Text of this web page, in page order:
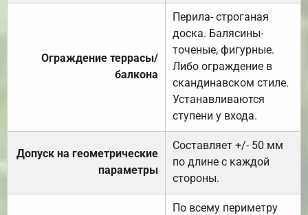
Ограждение террасы/
балкона
Перила- строганая
доска. Балясины-
точеные, фигурные.
Либо ограждение в
скандинавском стиле.
Устанавливаются
ступени у входа.
Допуск на геометрические
параметры
Составляет +/- 50 мм
по длине с каждой
стороны.
По всему периметру